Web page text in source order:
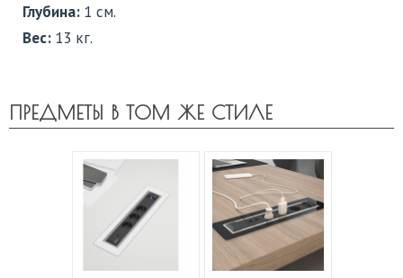
Глубина: 1 см.
Вес: 13 кг.
ПРЕДМЕТЫ В ТОМ ЖЕ СТИЛЕ